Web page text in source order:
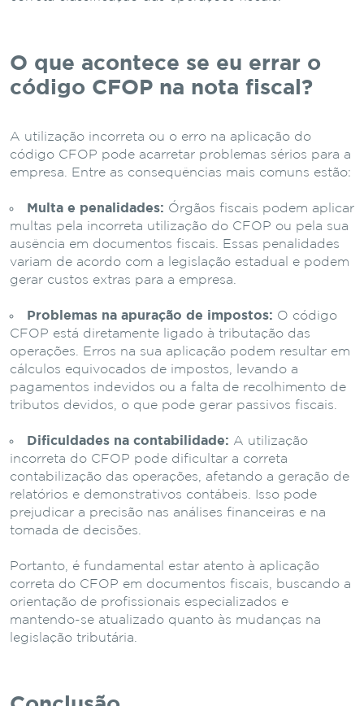
O que acontece se eu errar o
código CFOP na nota fiscal?
A utilização incorreta ou o erro na aplicação do
código CFOP pode acarretar problemas sérios para a
empresa. Entre as consequências mais comuns estão:
Multa e penalidades: Órgãos fiscais podem aplicar
multas pela incorreta utilização do CFOP ou pela sua
ausência em documentos fiscais. Essas penalidades
variam de acordo com a legislação estadual e podem
gerar custos extras para a empresa.
Problemas na apuração de impostos: O código
CFOP está diretamente ligado à tributação das
operações. Erros na sua aplicação podem resultar em
cálculos equivocados de impostos, levando a
pagamentos indevidos ou a falta de recolhimento de
tributos devidos, o que pode gerar passivos fiscais.
Dificuldades na contabilidade: A utilização
incorreta do CFOP pode dificultar a correta
contabilização das operações, afetando a geração de
relatórios e demonstrativos contábeis. Isso pode
prejudicar a precisão nas análises financeiras e na
tomada de decisões.
Portanto, é fundamental estar atento à aplicação
correta do CFOP em documentos fiscais, buscando a
orientação de profissionais especializados e
mantendo-se atualizado quanto às mudanças na
legislação tributária.